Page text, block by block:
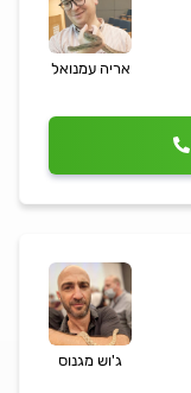
אריה עמנואל
ג'וש מגנוס